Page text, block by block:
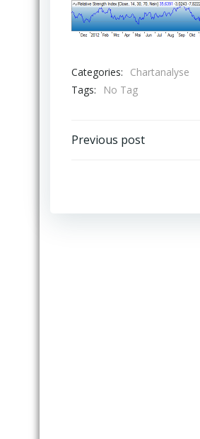
Categories:
Chartanalyse
Tags:
No Tag
Post
Previous post